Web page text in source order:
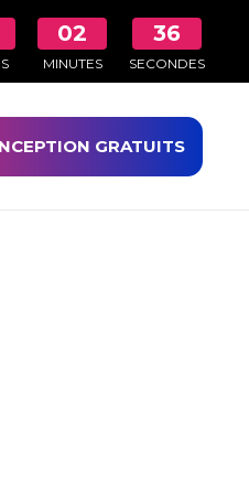
02
MINUTES
35
SECONDES
GRATUITS